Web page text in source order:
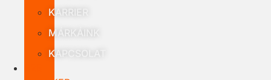
KARRIER
MÁRKÁINK
KAPCSOLAT